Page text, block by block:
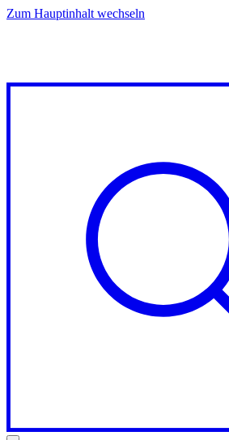
Zum Hauptinhalt wechseln